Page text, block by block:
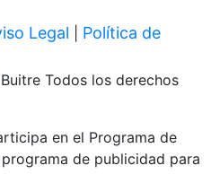
Legal
Política de
Todos los derechos
en el Programa de
de publicidad para